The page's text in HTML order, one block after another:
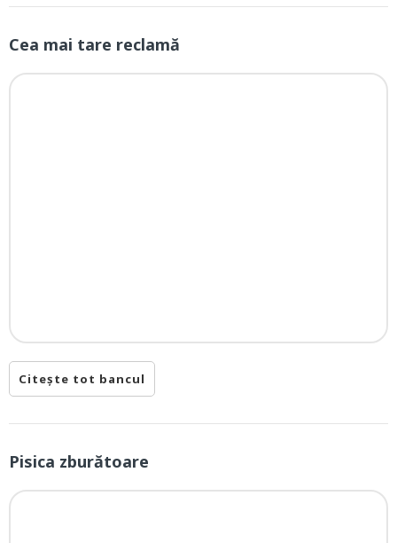
Cea mai tare reclamă
Citește tot bancul
Pisica zburătoare